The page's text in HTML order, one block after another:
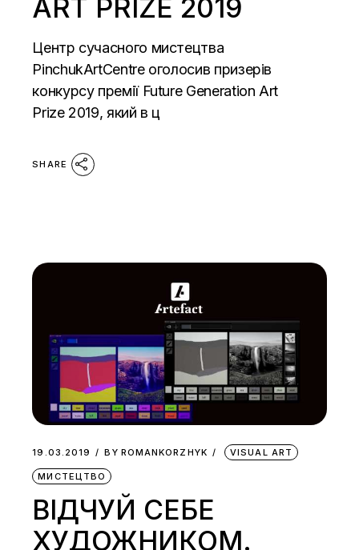
ART PRIZE 2019
Центр сучасного мистецтва
PinchukArtCentre оголосив призерів
конкурсу премії Future Generation Art
Prize 2019, який в ц
SHARE
19.03.2019 BY ROMANKORZHYK VISUAL ART
МИСТЕЦТВО
ВІДЧУЙ СЕБЕ
ХУДОЖНИКОМ.